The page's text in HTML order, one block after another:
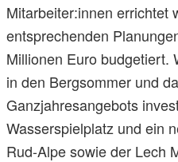
Mitarbeiter:innen errichtet
entsprechenden
Millionen Euro budgetiert.
in den Bergsommer und
Ganzjahresangebots
Wasserspielplatz und ein
Rud-Alpe sowie der Lech